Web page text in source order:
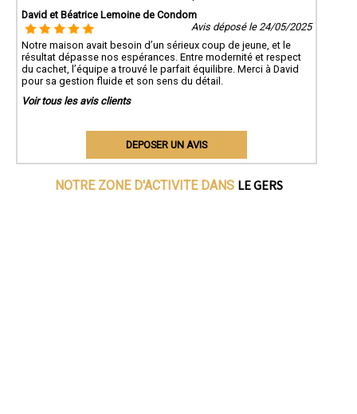
David et Béatrice Lemoine de Condom
Avis déposé le 24/05/2025
Notre maison avait besoin d’un sérieux coup de jeune, et le
résultat dépasse nos espérances. Entre modernité et respect
du cachet, l’équipe a trouvé le parfait équilibre. Merci à David
pour sa gestion fluide et son sens du détail.
Voir tous les avis clients
DEPOSER UN AVIS
NOTRE ZONE D'ACTIVITE DANS LE GERS